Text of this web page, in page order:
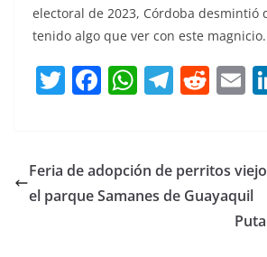
electoral de 2023, Córdoba desmintió
tenido algo que ver con este magnicio.
T
w
er
F
a
e
b
W
h
s
A
T
el
gr
a
R
e
di
t
E
l
Feria de adopción de perritos
el parque Samanes de Guayaquil